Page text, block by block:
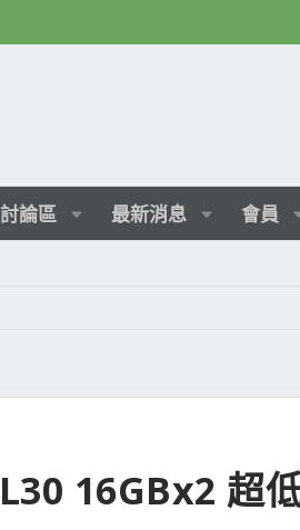
討論區 最新消息 會員
16GBx2 超